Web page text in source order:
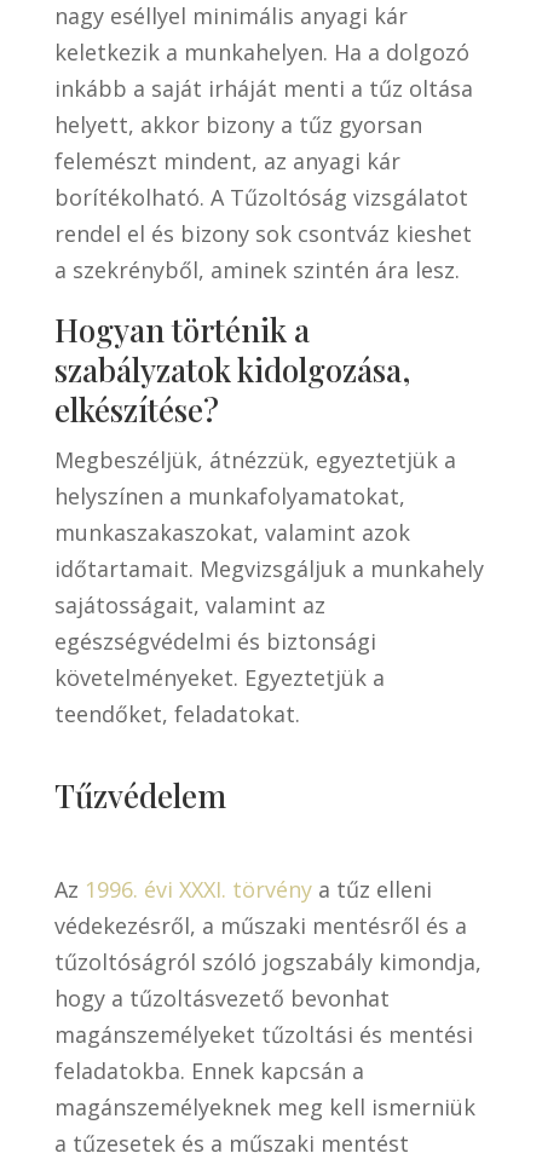
nagy eséllyel minimális anyagi kár
keletkezik a munkahelyen. Ha a dolgozó
inkább a saját irháját menti a tűz oltása
helyett, akkor bizony a tűz gyorsan
felemészt mindent, az anyagi kár
borítékolható. A Tűzoltóság vizsgálatot
rendel el és bizony sok csontváz kieshet
a szekrényből, aminek szintén ára lesz.
Hogyan történik a
szabályzatok kidolgozása,
elkészítése?
Megbeszéljük, átnézzük, egyeztetjük a
helyszínen a munkafolyamatokat,
munkaszakaszokat, valamint azok
időtartamait. Megvizsgáljuk a munkahely
sajátosságait, valamint az
egészségvédelmi és biztonsági
követelményeket. Egyeztetjük a
teendőket, feladatokat.
Tűzvédelem
Az 1996. évi XXXI. törvénya tűz elleni
védekezésről, a műszaki mentésről és a
tűzoltóságról szóló jogszabály kimondja,
hogy a tűzoltásvezető bevonhat
magánszemélyeket tűzoltási és mentési
feladatokba. Ennek kapcsán a
magánszemélyeknek meg kell ismerniük
a tűzesetek és a műszaki mentést